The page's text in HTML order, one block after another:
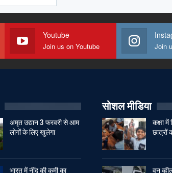
Youtube
Join us on Youtube Join
अमृत उद्यान 3 फरवरी से आम
लोगों के लिए खुलेगा
भारत में नींद की कमी का
सोशल मीडिया
कक्षा में
छात्रों
वन